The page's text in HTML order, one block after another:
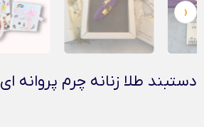
‹
دستبند طلا زنانه چرم پروانه ای